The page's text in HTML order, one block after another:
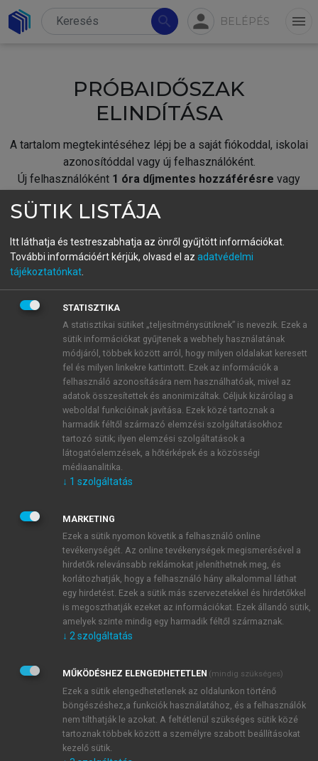
search person BELÉPÉS menu
PRÓBAIDŐSZAK
ELINDÍTÁSA
A tartalom megtekintéséhez lépj be a saját fiókoddal, iskolai
azonosítóddal vagy új felhasználóként.
Új felhasználóként 1 óra díjmentes hozzáférésre vagy
fiókoddal,vagy hozz létre új fiókot.
A regisztráció után apróbaidőszakautomatikusan
BELÉPÉS SAJÁT FIÓKKAL
ÚJ FIÓK LÉTREHOZÁSA
1 óra díjmentes hozzáférés
E-MAIL-CÍM
JELSZÓ
JELSZÓ ÚJRA
Kérek értesítést a MeRSZ újdonságairól, akcióiról.
Kérek értesítést az Akadémiai Kiadó Zrt. újdonságairól,
Adatkezelési tájékoztatóbanfoglaltakat tudomásul
veszem és elfogadom.
Általános vásárlási feltételeket, valamint a szotar.netés a
mersz.huoldalak licencszerződéseiben foglaltakat
tudomásul veszem és elfogadom.
SÜTIK LISTÁJA
Itt láthatja és testreszabhatja az önről gyűjtött információkat.
További információért kérjük, olvasd el az adatvédelmi
tájékoztatónkat
STATISZTIKA
A statisztikai sütiket „teljesítménysütiknek” is nevezik. Ezek a
sütik információkat gyűjtenek a webhely használatának
módjáról, többek között arról, hogy milyen oldalakat keresett
fel és milyen linkekre kattintott. Ezek az információk a
felhasználó azonosítására nem használhatóak, mivel az
adatok összesítettek és anonimizáltak. Céljuk kizárólag a
weboldal funkcióinak javítása. Ezek közé tartoznak a
harmadik féltől származó elemzési szolgáltatásokhoz
tartozó sütik; ilyen elemzési szolgáltatások a
látogatóelemzések, a hőtérképek és a közösségi
médiaanalitika.
↓ 1 szolgáltatás
MARKETING
Ezek a sütik nyomon követik a felhasználó online
tevékenységét. Az online tevékenységek megismerésével a
hirdetők relevánsabb reklámokat jeleníthetnek meg, és
korlátozhatják, hogy a felhasználó hány alkalommal láthat
egy hirdetést. Ezek a sütik más szervezetekkel és hirdetőkkel
is megoszthatják ezeket az információkat. Ezek állandó sütik,
amelyek szinte mindig egy harmadik féltől származnak.
↓ 2 szolgáltatás
MŰKÖDÉSHEZ ELENGEDHETETLEN (mindig szükséges)
Ezek a sütik elengedhetetlenek az oldalunkon történő
böngészéshez,a funkciók használatához, és a felhasználók
nem tilthatják le azokat. A feltétlenül szükséges sütik közé
tartoznak többek között a személyre szabott beállításokat
kezelő sütik.